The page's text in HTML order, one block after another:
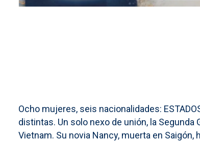
Ocho mujeres, seis nacionalidades:
distintas. Un solo nexo de unión, la
Vietnam. Su novia Nancy, muerta en